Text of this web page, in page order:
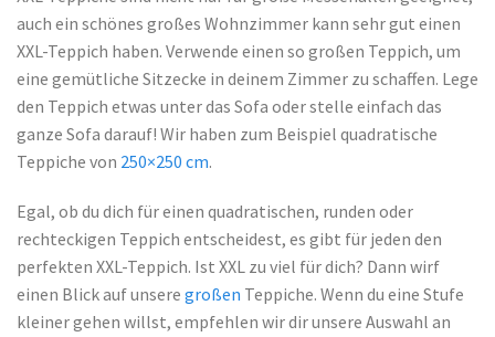
auch ein schönes großes Wohnzimmer kann sehr gut einen
XXL-Teppich haben. Verwende einen so großen Teppich, um
eine gemütliche Sitzecke in deinem Zimmer zu schaffen. Lege
den Teppich etwas unter das Sofa oder stelle einfach das
ganze Sofa darauf! Wir haben zum Beispiel quadratische
Teppiche von 250×250 cm.
Egal, ob du dich für einen quadratischen, runden oder
rechteckigen Teppich entscheidest, es gibt für jeden den
perfekten XXL-Teppich. Ist XXL zu viel für dich? Dann wirf
einen Blick auf unsere großen Teppiche. Wenn du eine Stufe
kleiner gehen willst, empfehlen wir dir unsere Auswahl an